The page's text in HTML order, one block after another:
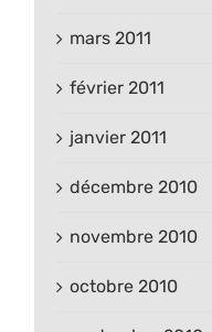
mars 2011
février 2011
janvier 2011
décembre 2010
novembre 2010
octobre 2010